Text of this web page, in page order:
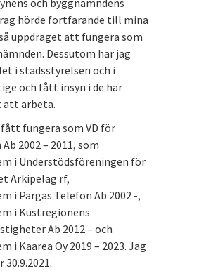
och byggnämndens
hörde fortfarande till mina
uppdraget att fungera som
Dessutom har jag
i stadsstyrelsen och i
och fått insyn i de här
att arbeta.
fungera som VD för
2002 – 2011, som
i Understödsföreningen för
Arkipelag rf,
i Pargas Telefon Ab 2002 -,
i Kustregionens
Ab 2012 – och
i Kaarea Oy 2019 – 2023. Jag